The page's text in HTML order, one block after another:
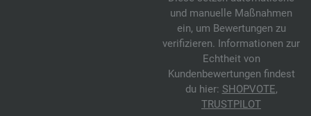
und manuelle Maßnahmen
ein, um Bewertungen zu
verifizieren. Informationen zur
Echtheit von
Kundenbewertungen findest
du hier: SHOPVOTE,
TRUSTPILOT